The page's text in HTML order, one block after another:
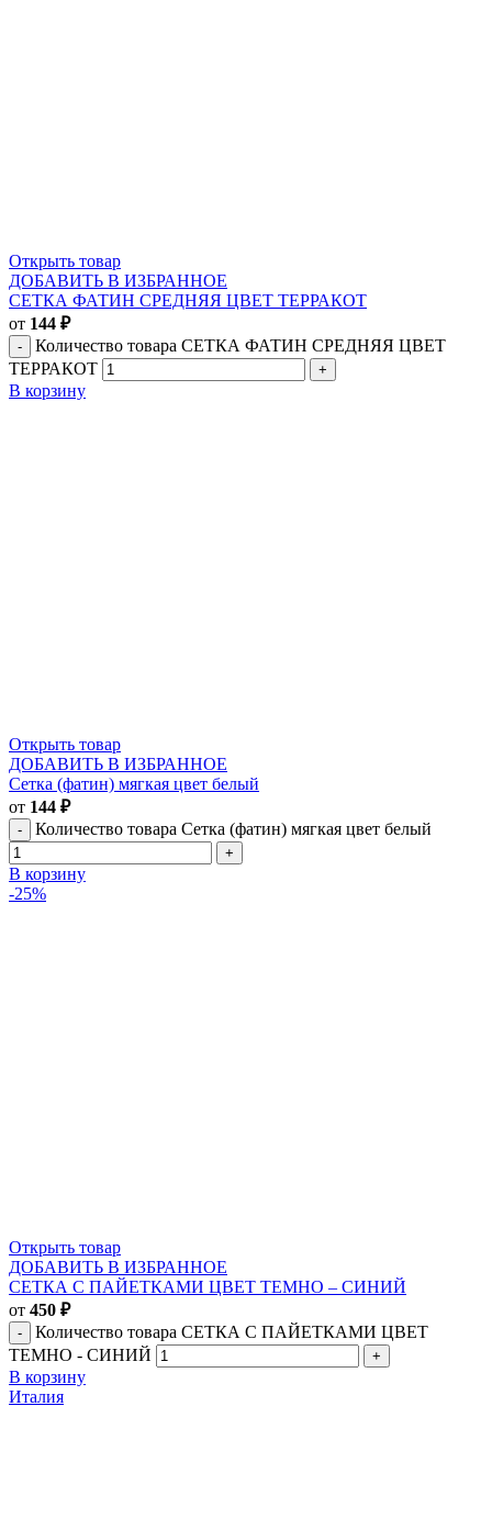
Открыть товар
ДОБАВИТЬ В ИЗБРАННОЕ
СЕТКА ФАТИН СРЕДНЯЯ ЦВЕТ ТЕРРАКОТ
от 144 ₽
Количество товара СЕТКА ФАТИН СРЕДНЯЯ ЦВЕТ
ТЕРРАКОТ
В корзину
Открыть товар
ДОБАВИТЬ В ИЗБРАННОЕ
Сетка (фатин) мягкая цвет белый
от 144 ₽
Количество товара Сетка (фатин) мягкая цвет белый
В корзину
-25%
Открыть товар
ДОБАВИТЬ В ИЗБРАННОЕ
СЕТКА С ПАЙЕТКАМИ ЦВЕТ ТЕМНО – СИНИЙ
от 450 ₽
Количество товара СЕТКА С ПАЙЕТКАМИ ЦВЕТ
ТЕМНО - СИНИЙ
В корзину
Италия